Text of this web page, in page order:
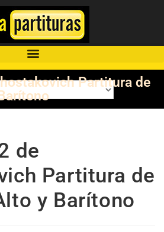
Partitura de
de
Partitura de
y Barítono